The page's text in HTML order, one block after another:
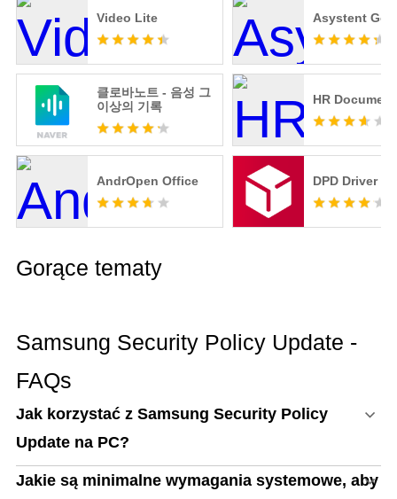
Video Lite Asystent
클로바노트 - 음성 그
이상의 기록
HR
AndrOpen Office DPD Driver
Gorące tematy
Samsung Security Policy Update -
FAQs
Jak korzystać z Samsung Security Policy
Update na PC?
Jakie są minimalne wymagania systemowe, aby